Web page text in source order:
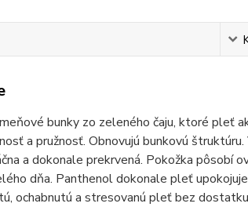
bunky zo zeleného čaju, ktoré pleť
a pružnosť. Obnovujú bunkovú
a dokonale prekrvená. Pokožka pôsobí
dňa. Panthenol dokonale pleť
ochabnutú a stresovanú pleť bez